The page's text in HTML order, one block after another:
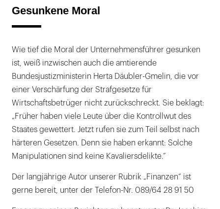
Gesunkene Moral
Wie tief die Moral der Unternehmensführer gesunken
ist, weiß inzwischen auch die amtierende
Bundesjustizministerin Herta Däubler-Gmelin, die vor
einer Verschärfung der Strafgesetze für
Wirtschaftsbetrüger nicht zurückschreckt. Sie beklagt:
„Früher haben viele Leute über die Kontrollwut des
Staates gewettert. Jetzt rufen sie zum Teil selbst nach
härteren Gesetzen. Denn sie haben erkannt: Solche
Manipulationen sind keine Kavaliersdelikte.“
Der langjährige Autor unserer Rubrik „Finanzen“ ist
gerne bereit, unter der Telefon-Nr. 089/64 28 91 50